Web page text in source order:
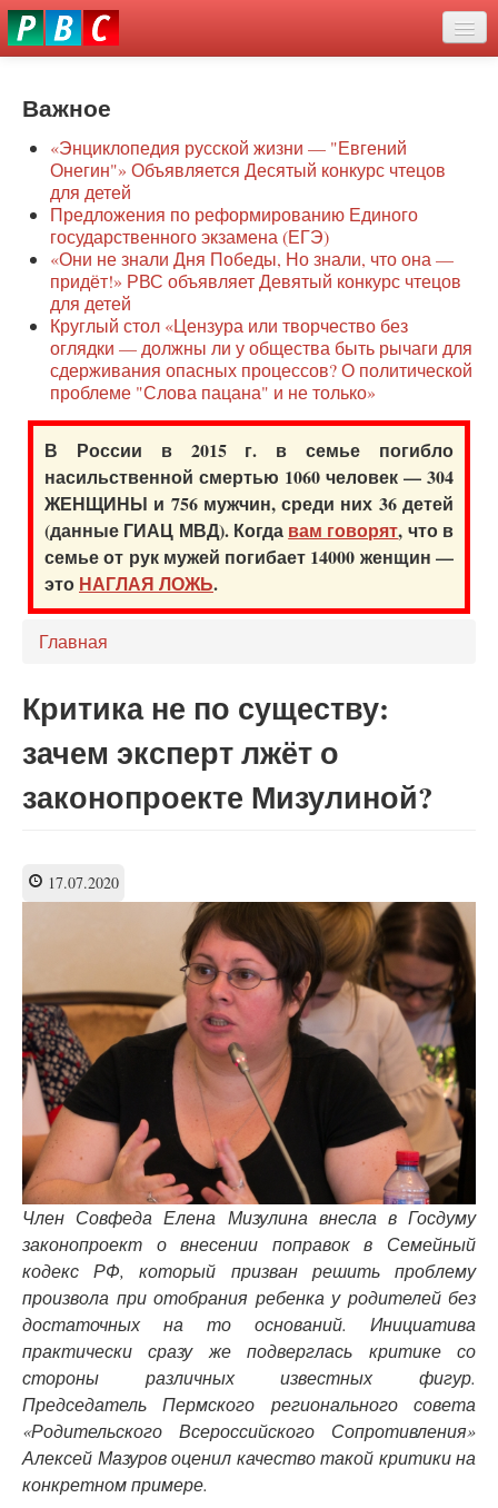
Перейти
к
О нас
Защита семей
Образование
Наше сопротивление
Регионы
Видео
Важное
«Энциклопедия русской жизни — "Евгений
Онегин"» Объявляется Десятый конкурс чтецов
для детей
Предложения по реформированию Единого
государственного экзамена (ЕГЭ)
«Они не знали Дня Победы, Но знали, что она —
придёт!» РВС объявляет Девятый конкурс чтецов
для детей
Круглый стол «Цензура или творчество без
оглядки — должны ли у общества быть рычаги для
сдерживания опасных процессов? О политической
проблеме "Слова пацана" и не только»
В России в 2015 г. в семье погибло
насильственной смертью 1060 человек — 304
ЖЕНЩИНЫ и 756 мужчин, среди них 36 детей
(данные ГИАЦ МВД). Когда вам говорят, что в
семье от рук мужей погибает 14000 женщин —
это НАГЛАЯ ЛОЖЬ.
Главная
Критика не по существу:
зачем эксперт лжёт о
законопроекте Мизулиной?
17.07.2020
Член Совфеда Елена Мизулина внесла в Госдуму
законопроект о внесении поправок в Семейный
кодекс РФ, который призван решить проблему
произвола при отобрания ребенка у родителей без
достаточных на то оснований. Инициатива
практически сразу же подверглась критике со
стороны различных известных фигур.
Председатель Пермского регионального совета
«Родительского Всероссийского Сопротивления»
Алексей Мазуров оценил качество такой критики на
конкретном примере.